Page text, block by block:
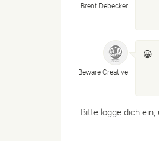
Brent Debecker
Beware Creative
😀
Bitte logge dich